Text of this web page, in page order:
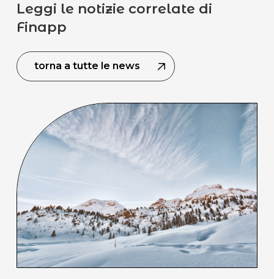
Leggi le notizie correlate di
Finapp
torna a tutte le news